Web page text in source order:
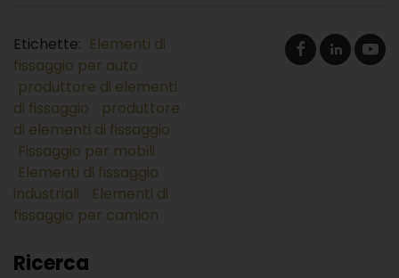
Etichette: Elementi di
fissaggio per auto
produttore di elementi
di fissaggio
produttore
di elementi di fissaggio
Fissaggio per mobili
Elementi di fissaggio
industriali
Elementi di
fissaggio per camion
Ricerca